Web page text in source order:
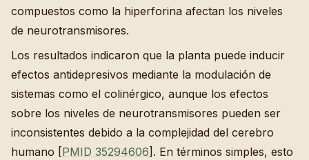
compuestos como la hiperforina afectan los niveles
de neurotransmisores.
Los resultados indicaron que la planta puede inducir
efectos antidepresivos mediante la modulación de
sistemas como el colinérgico, aunque los efectos
sobre los niveles de neurotransmisores pueden ser
inconsistentes debido a la complejidad del cerebro
humano [PMID 35294606]. En términos simples, esto